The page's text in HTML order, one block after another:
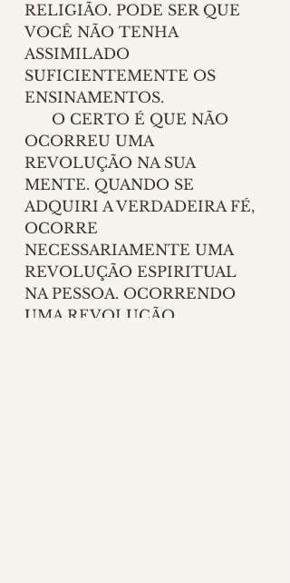
RELIGIÃO. PODE SER QUE
VOCÊ NÃO TENHA
ASSIMILADO
SUFICIENTEMENTE OS
ENSINAMENTOS.
OCORREU UMA
REVOLUÇÃO NA SUA
MENTE. QUANDO SE
ADQUIRI A VERDADEIRA FÉ,
OCORRE
NECESSARIAMENTE UMA
REVOLUÇÃO ESPIRITUAL
NA PESSOA. OCORRENDO
UMA REVOLUÇÃO